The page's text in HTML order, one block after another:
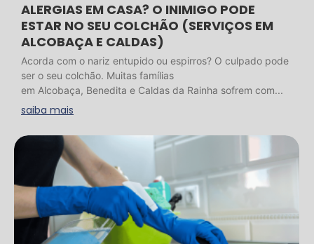
ALERGIAS EM CASA? O INIMIGO PODE
ESTAR NO SEU COLCHÃO (SERVIÇOS EM
ALCOBAÇA E CALDAS)
Acorda com o nariz entupido ou espirros? O culpado pode
ser o seu colchão. Muitas famílias
em Alcobaça, Benedita e Caldas da Rainha sofrem com...
saiba mais